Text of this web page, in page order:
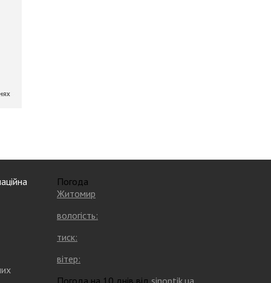
Погода
Житомир
вологість:
тиск:
вітер:
Погода на 10 днів від sinoptik.ua